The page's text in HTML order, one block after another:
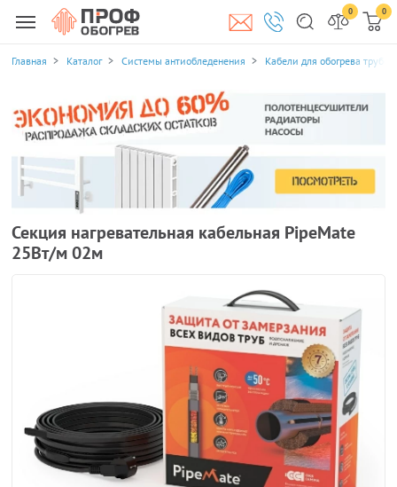
0 0
Главная Каталог Системы антиобледенения Кабели для обогрева
Секция нагревательная кабельная PipeMate
25Вт/м 02м